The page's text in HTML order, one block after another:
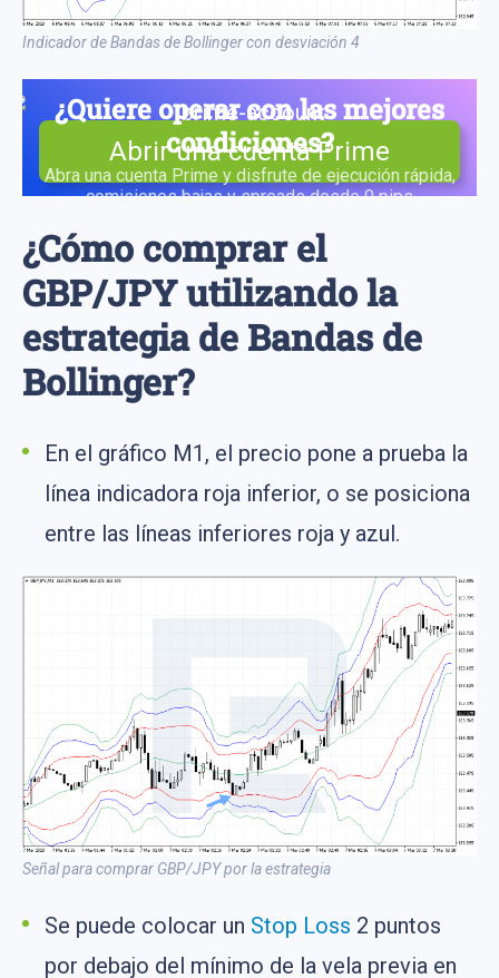
Indicador de Bandas de Bollinger con desviación 4
¿Quiere operar con las mejores
condiciones?
Abra una cuenta Prime y disfrute de ejecución rápida,
comisiones bajas y spreads desde 0 pips
Abrir una cuenta Prime
¿Cómo comprar el
GBP/JPY utilizando la
estrategia de Bandas de
Bollinger?
En el gráfico M1, el precio pone a prueba la
línea indicadora roja inferior, o se posiciona
entre las líneas inferiores roja y azul.
Señal para comprar GBP/JPY por la estrategia
Se puede colocar un Stop Loss 2 puntos
por debajo del mínimo de la vela previa en